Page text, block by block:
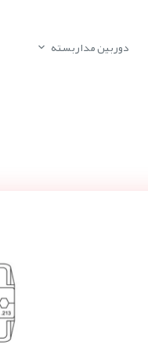
دوربین مداربسته